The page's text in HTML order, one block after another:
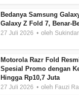
Bedanya Samsung
Galaxy Z Fold 7, Benar-
27 Juli 2026 oleh Sukindar
Motorola Razr Fold
Spesial Promo dengan
Hingga Rp10,7 Juta
27 Juli 2026 oleh Fauzi